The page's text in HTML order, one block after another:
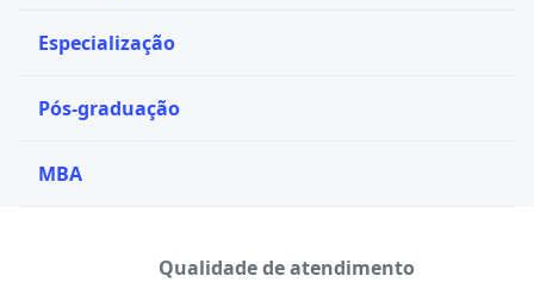
Especialização
Pós-graduação
MBA
Qualidade de atendimento